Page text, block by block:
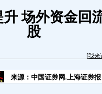
场外资金回
股
[我来
来源：中国证券网.上海证券